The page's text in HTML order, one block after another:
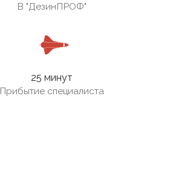
В "ДезинПРОФ"
25 минут
Прибытие специалиста